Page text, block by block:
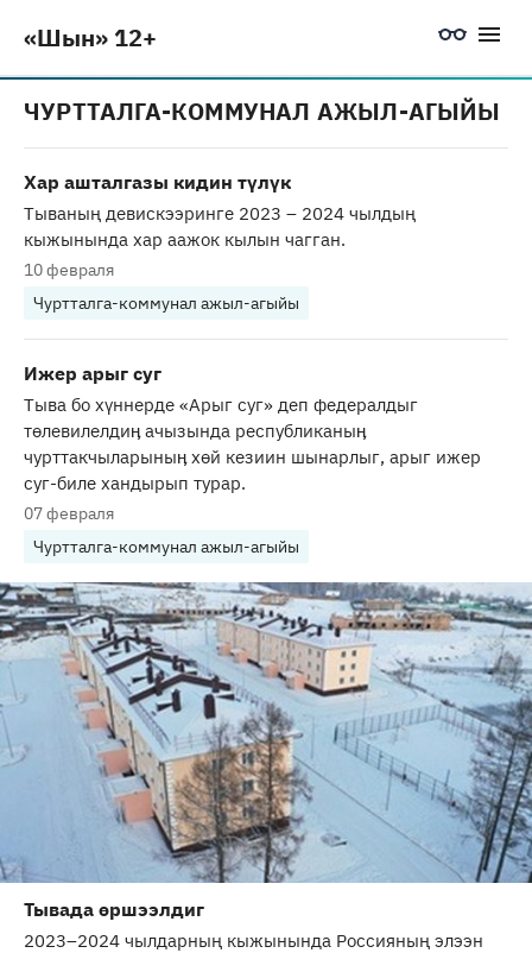
«Шын» 12+
ЧУРТТАЛГА-КОММУНАЛ АЖЫЛ-АГЫЙЫ
Хар ашталгазы кидин түлүк
Тываның девискээринге 2023 – 2024 чылдың
кыжынында хар аажок кылын чагган.
10 февраля
Чуртталга-коммунал ажыл-агыйы
Ижер арыг суг
Тыва бо хүннерде «Арыг суг» деп федералдыг
тѳлевилелдиӊ ачызында республиканыӊ
чурттакчыларыныӊ хѳй кезиин шынарлыг, арыг ижер
суг-биле хандырып турар.
07 февраля
Чуртталга-коммунал ажыл-агыйы
Тывада өршээлдиг
2023–2024 чылдарның кыжынында Россияның элээн